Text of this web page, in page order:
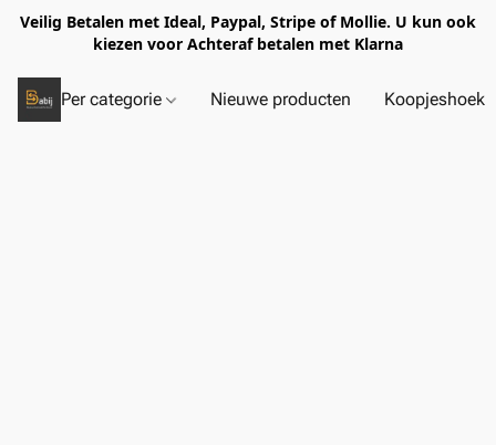
Veilig Betalen met Ideal, Paypal, Stripe of Mollie. U kun ook
kiezen voor Achteraf betalen met Klarna
Per categorie Nieuwe producten Koopjeshoek